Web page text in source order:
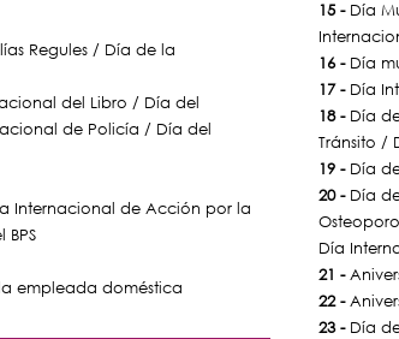
Regules / Día de la
del Libro / Día del
de Policía / Día del
Internacional de Acción por la
empleada doméstica
15 -Día
16 -Día
17 -Día
18 -Día
Tránsito /
19 -Día de
20 -Día
Día
21 -
22 -
23 -Día